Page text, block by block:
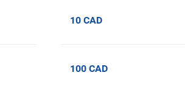
10 CAD
100 CAD